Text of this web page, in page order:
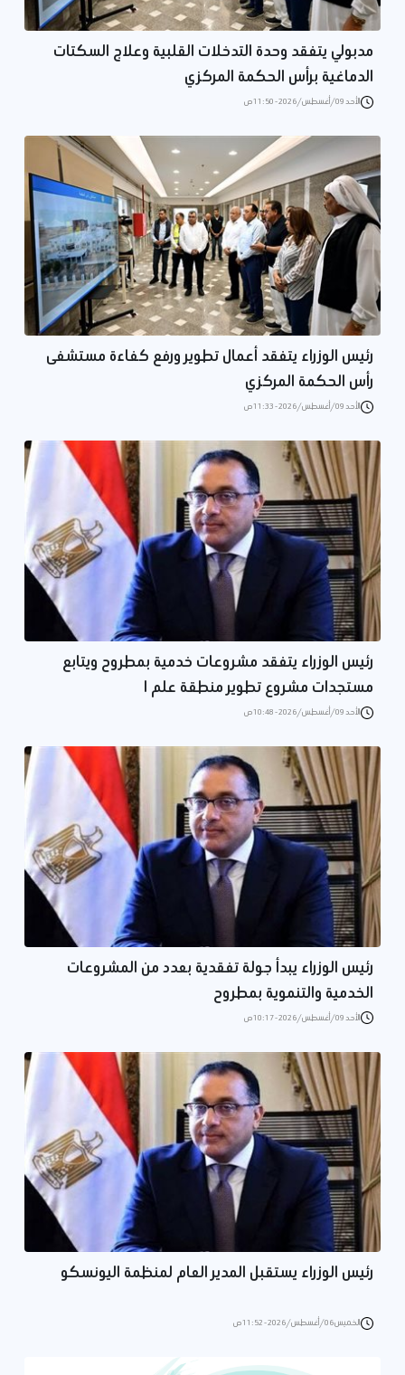
مدبولي يتفقد وحدة التدخلات القلبية وعلاج السكتات
الدماغية برأس الحكمة المركزي
الأحد 09/أغسطس/2026 - 11:50 ص
رئيس الوزراء يتفقد أعمال تطوير ورفع كفاءة مستشفى
رأس الحكمة المركزي
الأحد 09/أغسطس/2026 - 11:33 ص
رئيس الوزراء يتفقد مشروعات خدمية بمطروح ويتابع
مستجدات مشروع تطوير منطقة علم ا
الأحد 09/أغسطس/2026 - 10:48 ص
رئيس الوزراء يبدأ جولة تفقدية بعدد من المشروعات
الخدمية والتنموية بمطروح
الأحد 09/أغسطس/2026 - 10:17 ص
رئيس الوزراء يستقبل المدير العام لمنظمة اليونسكو
الخميس 06/أغسطس/2026 - 11:52 ص